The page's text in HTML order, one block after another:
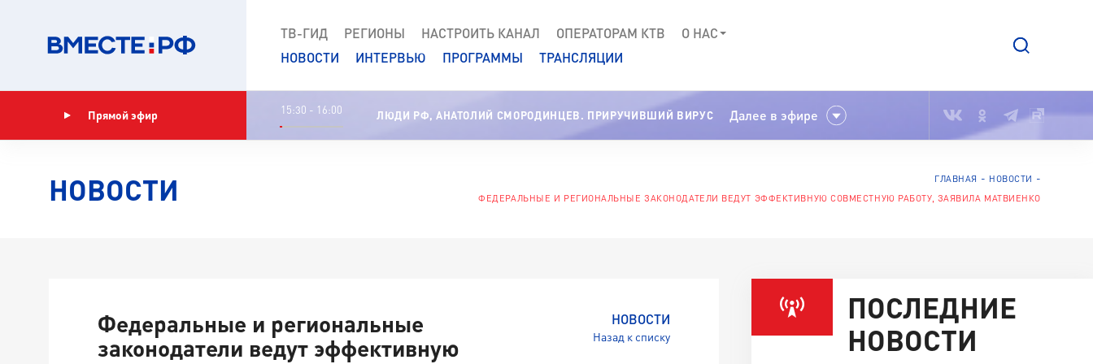
ТВ-ГИД РЕГИОНЫ НАСТРОИТЬ КАНАЛ ОПЕРАТОРАМ КТВ
О НАС
НОВОСТИ
ИНТЕРВЬЮ ПРОГРАММЫ ТРАНСЛЯЦИИ
Прямой эфир 15:30 - 16:00 ЛЮДИ РФ, АНАТОЛИЙ СМОРОДИНЦЕВ. ПРИРУЧИВШИЙ ВИРУС Далее в эфире
НОВОСТИ ГЛАВНАЯ
НОВОСТИ
ФЕДЕРАЛЬНЫЕ И РЕГИОНАЛЬНЫЕ ЗАКОНОДАТЕЛИ ВЕДУТ ЭФФЕКТИВНУЮ СОВМЕСТНУЮ РАБОТУ, ЗАЯВИЛА МАТВИЕНКО
НОВОСТИ
Назад к списку
Федеральные и региональные
законодатели ведут эффективную
ПОСЛЕДНИЕ
НОВОСТИ